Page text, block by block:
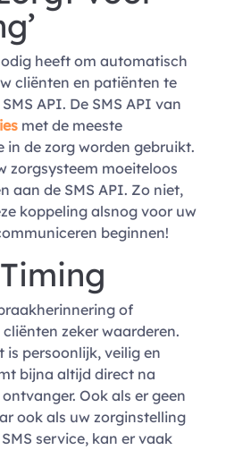
heeft om automatisch
cliënten en patiënten te
API. De SMS API van
met de meeste
in de zorg worden gebruikt.
zorgsysteem moeiteloos
aan de SMS API. Zo niet,
koppeling alsnog voor uw
beginnen!
of
zeker waarderen.
is persoonlijk, veilig en
bijna altijd direct na
Ook als er geen
ook als uw zorginstelling
service, kan er vaak